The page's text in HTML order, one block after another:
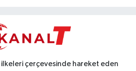
çerçevesinde hareket eden